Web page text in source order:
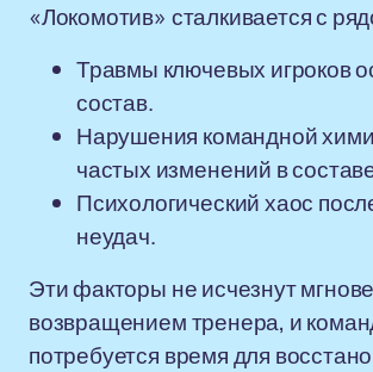
«Локомотив» сталкивается с
Травмы ключевых игроков
состав.
Нарушения командной
частых изменений в
Психологический хаос
неудач.
Эти факторы не исчезнут
возвращением тренера, и
потребуется время для